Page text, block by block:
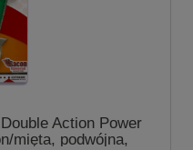
Action Power
mięta, podwójna,